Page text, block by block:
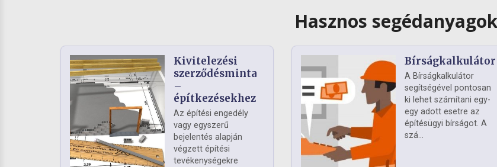
Hasznos segédanyagok
Kivitelezési
szerződésminta
–
építkezésekhez
Az építési engedély
vagy egyszerű
bejelentés alapján
végzett építési
tevékenységekre
Bírságkalkulátor
A Bírságkalkulátor
segítségével pontosan
ki lehet számítani egy-
egy adott esetre az
építésügyi bírságot. A
szá...